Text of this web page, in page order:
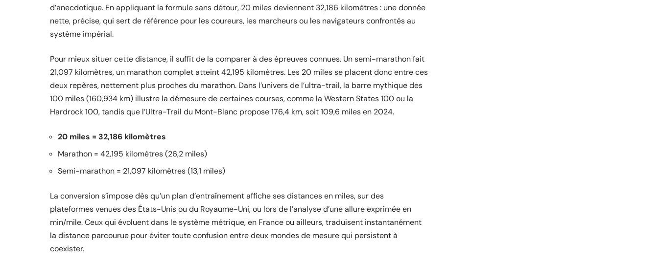
d’anecdotique. En appliquant la formule sans détour, 20 miles deviennent 32,186 kilomètres : une donnée
nette, précise, qui sert de référence pour les coureurs, les marcheurs ou les navigateurs confrontés au
système impérial.
Pour mieux situer cette distance, il suffit de la comparer à des épreuves connues. Un semi-marathon fait
21,097 kilomètres, un marathon complet atteint 42,195 kilomètres. Les 20 miles se placent donc entre ces
deux repères, nettement plus proches du marathon. Dans l’univers de l’ultra-trail, la barre mythique des
100 miles (160,934 km) illustre la démesure de certaines courses, comme la Western States 100 ou la
Hardrock 100, tandis que l’Ultra-Trail du Mont-Blanc propose 176,4 km, soit 109,6 miles en 2024.
20 miles = 32,186 kilomètres
Marathon = 42,195 kilomètres (26,2 miles)
Semi-marathon = 21,097 kilomètres (13,1 miles)
La conversion s’impose dès qu’un plan d’entraînement affiche ses distances en miles, sur des
plateformes venues des États-Unis ou du Royaume-Uni, ou lors de l’analyse d’une allure exprimée en
min/mile. Ceux qui évoluent dans le système métrique, en France ou ailleurs, traduisent instantanément
la distance parcourue pour éviter toute confusion entre deux mondes de mesure qui persistent à
coexister.